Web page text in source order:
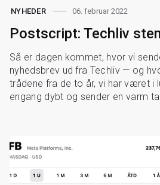
NYHEDER 06. februar 2022
Postscript: Techliv
Så er dagen kommet, hvor vi
nyhedsbrev ud fra Techliv — og
trådene fra de to år, vi har været i
engang dybt og sender en varm